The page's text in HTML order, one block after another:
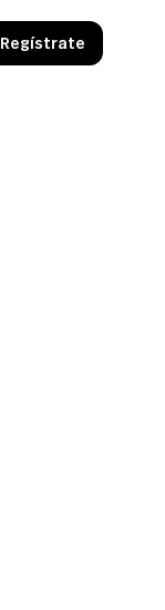
Regístrate